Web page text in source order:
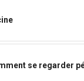
se regarder